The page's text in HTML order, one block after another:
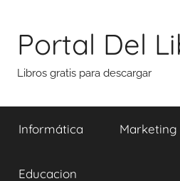
contenido
Portal Del
Libros gratis para descargar
Informática Marketing
Educacion